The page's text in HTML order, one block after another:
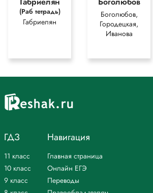
(Раб тетрадь)
Габриелян
Боголюбов,
Городецкая,
Иванова
ГДЗ
11 класс
10 класс
9 класс
Навигация
Главная страница
Онлайн ЕГЭ
Переводы